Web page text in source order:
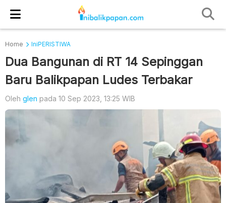
Home IniPERISTIWA
Dua Bangunan di RT 14 Sepinggan
Baru Balikpapan Ludes Terbakar
Oleh glen pada 10 Sep 2023, 13:25 WIB